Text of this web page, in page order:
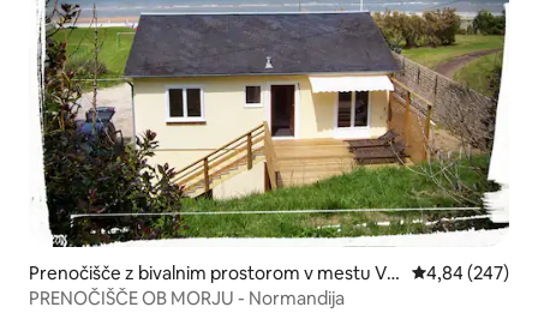
Prenočišče z bivalnim prostorom v mestu Vie
rville-sur-Mer
Povprečna
4,84 (247)
PRENOČIŠČE OB MORJU - Normandija